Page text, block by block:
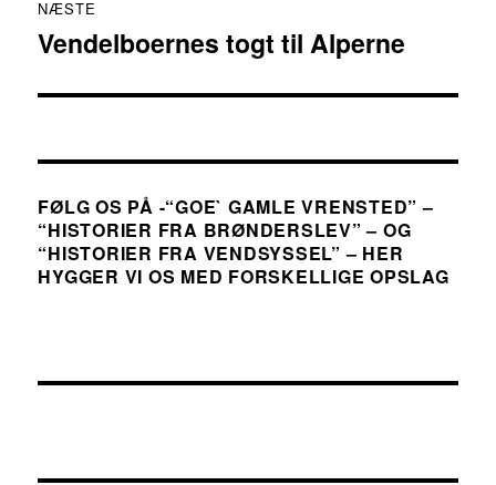
NÆSTE
Næste
Vendelboernes togt til Alperne
FØLG OS PÅ -“GOE` GAMLE VRENSTED” –
“HISTORIER FRA BRØNDERSLEV” – OG
“HISTORIER FRA VENDSYSSEL” – HER
HYGGER VI OS MED FORSKELLIGE OPSLAG